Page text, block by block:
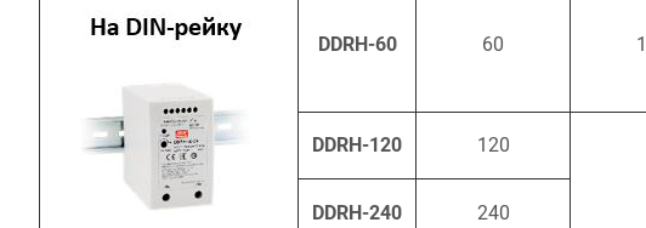
DDRH-60 60
DDRH-120 120
DDRH-240 240